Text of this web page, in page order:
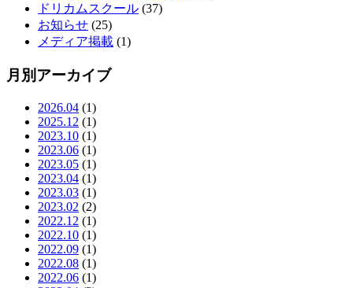
ドリカムスクール (37)
お知らせ (25)
メディア掲載 (1)
月別アーカイブ
2026.04 (1)
2025.12 (1)
2023.10 (1)
2023.06 (1)
2023.05 (1)
2023.04 (1)
2023.03 (1)
2023.02 (2)
2022.12 (1)
2022.10 (1)
2022.09 (1)
2022.08 (1)
2022.06 (1)